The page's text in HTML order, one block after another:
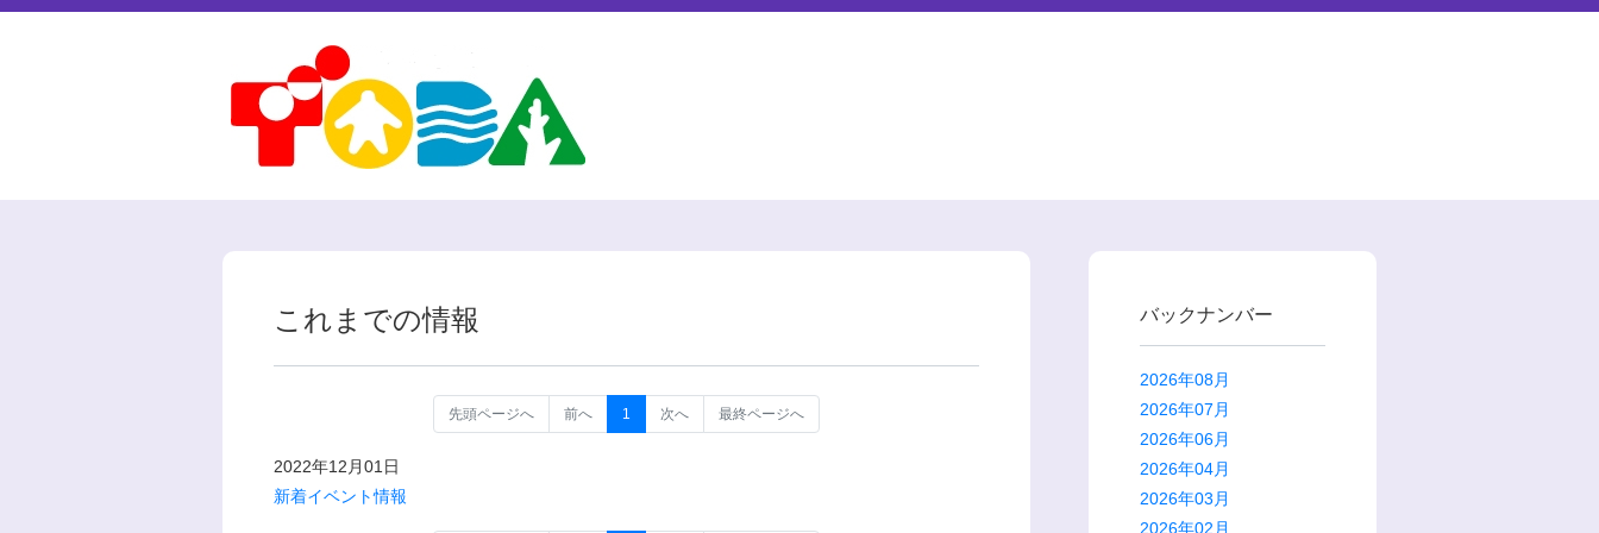
これまでの情報
先頭ページへ 前へ 1 次へ 最終ページへ
2022年12月01日
新着イベント情報
バックナンバー
2026年08月
2026年07月
2026年06月
2026年04月
2026年03月
2026年02月